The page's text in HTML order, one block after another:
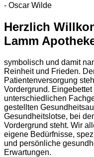
- Oscar Wilde
Herzlich
Lamm
symbolisch und damit
Reinheit und Frieden.
Patientenversorgung
Vordergrund.
unterschiedlichen
gestellten
Gesundheitslotse, bei
Vordergrund steht. Wir
eigene Bedürfnisse,
und persönliche
Erwartungen.